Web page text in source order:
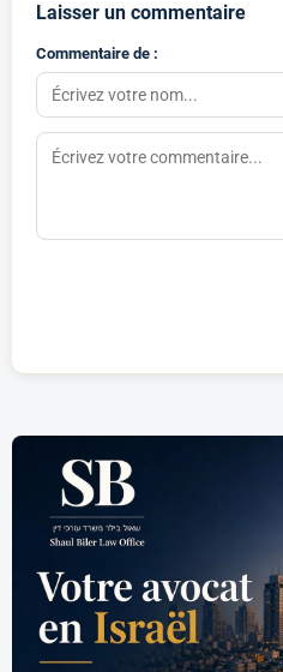
Laisser un commentaire
Commentaire de :